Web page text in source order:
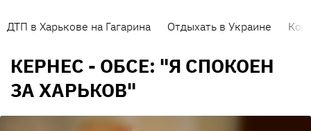
ДТП в Харькове на Гагарина Отдыхать в Украине
КЕРНЕС - ОБСЕ: "Я СПОКОЕН
ЗА ХАРЬКОВ"